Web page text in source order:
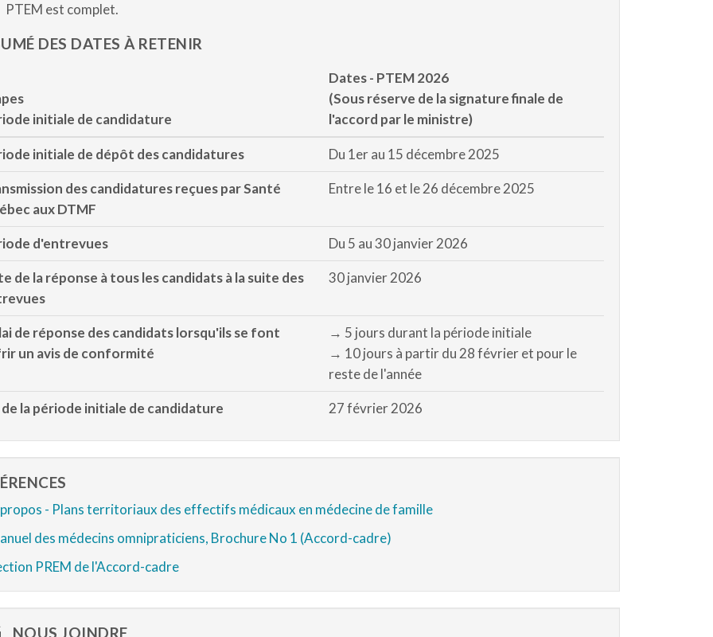
PTEM est complet.
DES DATES À RETENIR
initiale de candidature
Dates - PTEM 2026
(Sous réserve de la signature finale de
l'accord par le ministre)
initiale de dépôt des candidatures Du 1er au 15 décembre 2025
des candidatures reçues par Santé
aux DTMF
Entre le 16 et le 26 décembre 2025
d'entrevues Du 5 au 30 janvier 2026
de la réponse à tous les candidats à la suite des
30 janvier 2026
de réponse des candidats lorsqu'ils se font
un avis de conformité
→ 5 jours durant la période initiale
→ 10 jours à partir du 28 février et pour le
reste de l'année
de la période initiale de candidature 27 février 2026
- Plans territoriaux des effectifs médicaux en médecine de famille
des médecins omnipraticiens, Brochure No 1 (Accord-cadre)
PREM de l'Accord-cadre
NOUS JOINDRE